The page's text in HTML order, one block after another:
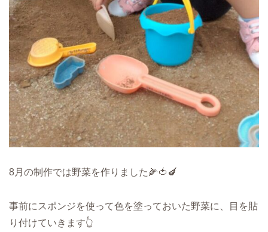
8月の制作では野菜を作りました🌽🍅🍆
事前にスポンジを使って色を塗っておいた野菜に、目を貼
り付けていきます👆